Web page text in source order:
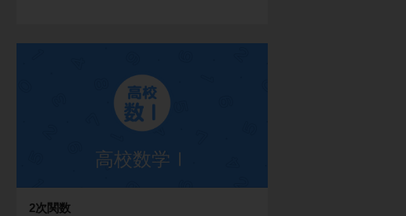
高校数学Ⅰ
2次関数